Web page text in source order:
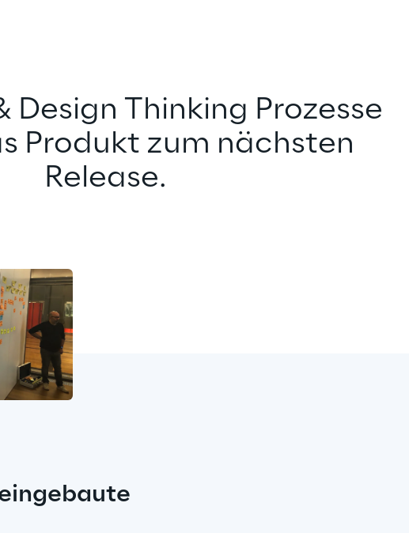
Design Thinking Prozesse
Produkt zum nächsten
Release.